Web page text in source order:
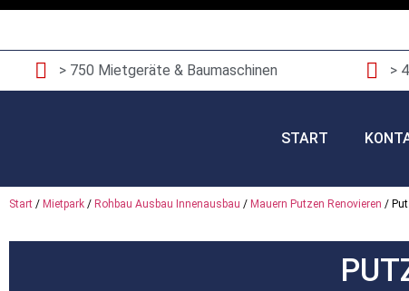
> 750 Mietgeräte & Baumaschinen >
START
Start / Mietpark / Rohbau Ausbau Innenausbau / Mauern Putzen Renovieren /